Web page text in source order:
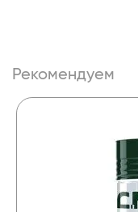
Рекомендуем